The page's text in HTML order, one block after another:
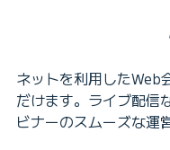
ネットを利用したWeb
だけます。ライブ配信
ビナーのスムーズな運